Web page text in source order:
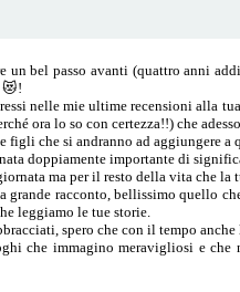
bel passo avanti (quattro anni
😻!
nelle mie ultime recensioni alla
ora lo so con certezza!!) che
figli che si andranno ad aggiungere a
doppiamente importante di
ma per il resto della vita che la
racconto, bellissimo quello
leggiamo le tue storie.
spero che con il tempo
che immagino meravigliosi e che